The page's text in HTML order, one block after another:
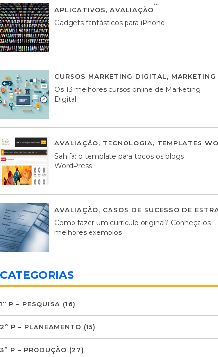
APLICATIVOS, AVALIAÇÃO
Gadgets fantásticos para iPhone
CURSOS MARKETING DIGITAL,
Os 13 melhores cursos online de Marketing
Digital
AVALIAÇÃO, TECNOLOGIA, TEMPLATES
Sahifa: o template para todos os blogs
WordPress
AVALIAÇÃO, CASOS DE SUCESSO DE
Como fazer um currículo original? Conheça os
melhores exemplos
CATEGORIAS
1º P – PESQUISA (16)
2º P – PLANEAMENTO (15)
3º P – PRODUÇÃO (27)